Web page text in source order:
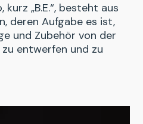
„B.E.“, besteht aus
deren Aufgabe es ist,
und Zubehör von der
entwerfen und zu